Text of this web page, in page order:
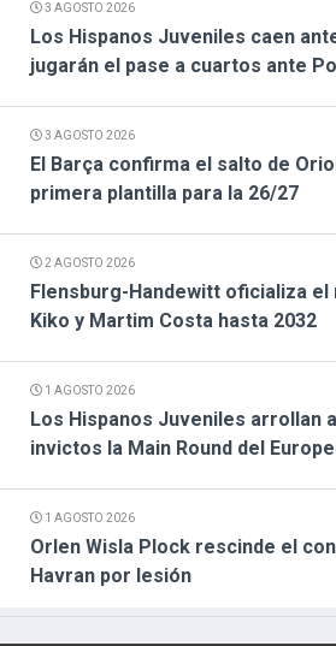
3 AGOSTO 2026
Los Hispanos Juveniles caen
jugarán el pase a cuartos ante
3 AGOSTO 2026
El Barça confirma el salto de
primera plantilla para la 26/27
2 AGOSTO 2026
Flensburg-Handewitt oficializa
Kiko y Martim Costa hasta 2032
1 AGOSTO 2026
Los Hispanos Juveniles arrollan
invictos la Main Round del
1 AGOSTO 2026
Orlen Wisla Plock rescinde el
Havran por lesión